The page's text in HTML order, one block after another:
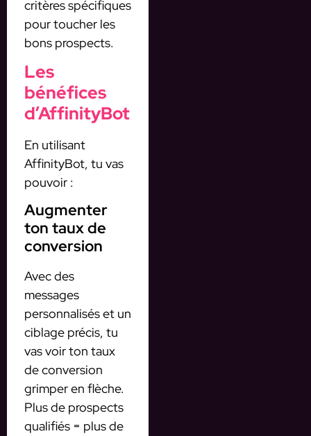
critères spécifiques
pour toucher les
bons prospects.
Les
bénéfices
d’AffinityBot
En utilisant
AffinityBot, tu vas
pouvoir :
Augmenter
ton taux de
conversion
Avec des
messages
personnalisés et un
ciblage précis, tu
vas voir ton taux
de conversion
grimper en flèche.
Plus de prospects
qualifiés = plus de